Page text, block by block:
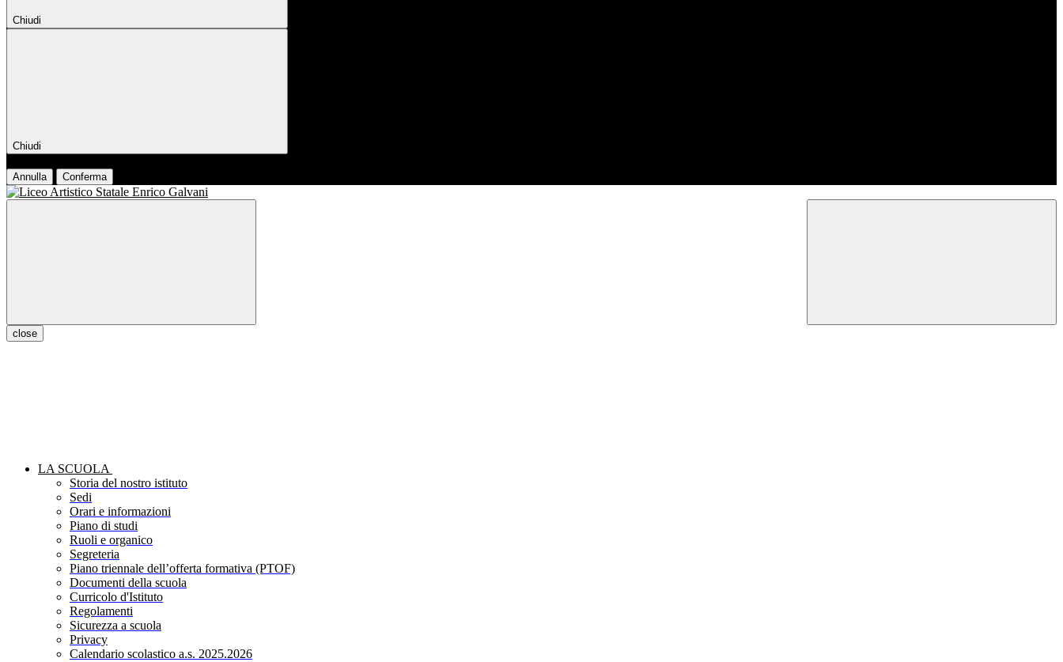
Chiudi
Chiudi
Annulla Conferma
close
LA SCUOLA
Storia del nostro istituto
Sedi
Orari e informazioni
Piano di studi
Ruoli e organico
Segreteria
Piano triennale dell’offerta formativa (PTOF)
Documenti della scuola
Curricolo d'Istituto
Regolamenti
Sicurezza a scuola
Privacy
Calendario scolastico a.s. 2025.2026